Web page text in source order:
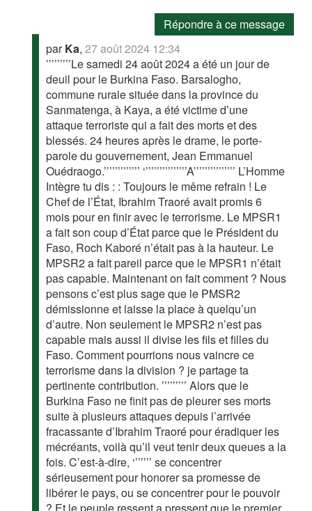
Répondre à ce message
parKa,27 août 2024 12:34
’’’’’’’’’Le samedi 24 août 2024 a été un jour de
deuil pour le Burkina Faso. Barsalogho,
commune rurale située dans la province du
Sanmatenga, à Kaya, a été victime d’une
attaque terroriste qui a fait des morts et des
blessés. 24 heures après le drame, le porte-
parole du gouvernement, Jean Emmanuel
Ouédraogo.’’’’’’’’’’’’’ ‘’’’’’’’’’’’’’’’A’’’’’’’’’’’’’’’ L’Homme
Intègre tu dis : : Toujours le même refrain ! Le
Chef de l’État, Ibrahim Traoré avait promis 6
mois pour en finir avec le terrorisme. Le MPSR1
a fait son coup d’État parce que le Président du
Faso, Roch Kaboré n’était pas à la hauteur. Le
MPSR2 a fait pareil parce que le MPSR1 n’était
pas capable. Maintenant on fait comment ? Nous
pensons c’est plus sage que le PMSR2
démissionne et laisse la place à quelqu’un
d’autre. Non seulement le MPSR2 n’est pas
capable mais aussi il divise les fils et filles du
Faso. Comment pourrions nous vaincre ce
terrorisme dans la division ? je partage ta
pertinente contribution. ’’’’’’’’’ Alors que le
Burkina Faso ne finit pas de pleurer ses morts
suite à plusieurs attaques depuis l’arrivée
fracassante d’Ibrahim Traoré pour éradiquer les
mécréants, voilà qu’il veut tenir deux queues a la
fois. C’est-à-dire, ‘’’’’’’ se concentrer
sérieusement pour honorer sa promesse de
libérer le pays, ou se concentrer pour le pouvoir
? Et le peuple ressent a pressent que le premier